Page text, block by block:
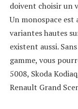
doivent choisir un
Un monospace
variantes hautes
existent aussi.
gamme, vous
5008, Skoda
Renault Grand